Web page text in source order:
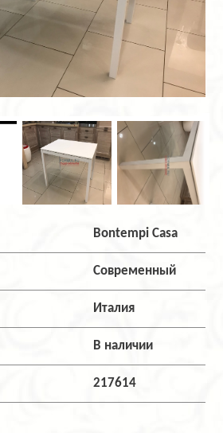
Bontempi Casa
Современный
Италия
В наличии
217614